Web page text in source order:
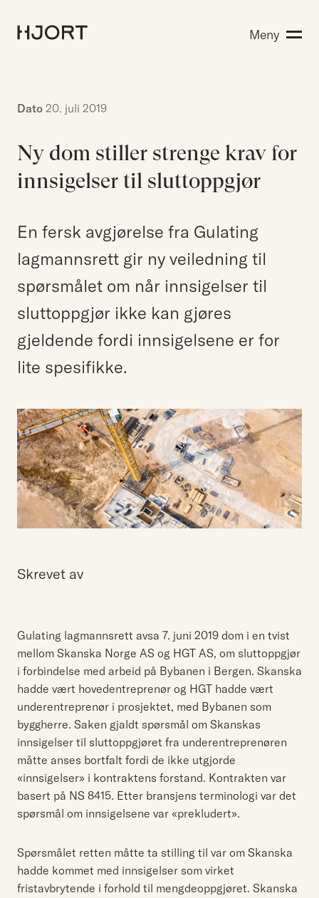
Menneskene
EN
NO
Hjort Bridge
Søk etter:
Meny
Dato 20. juli 2019
Ny dom stiller strenge krav for
innsigelser til sluttoppgjør
En fersk avgjørelse fra Gulating
lagmannsrett gir ny veiledning til
spørsmålet om når innsigelser til
sluttoppgjør ikke kan gjøres
gjeldende fordi innsigelsene er for
lite spesifikke.
Skrevet av
Gulating lagmannsrett avsa 7. juni 2019 dom i en tvist
mellom Skanska Norge AS og HGT AS, om sluttoppgjør
i forbindelse med arbeid på Bybanen i Bergen. Skanska
hadde vært hovedentreprenør og HGT hadde vært
underentreprenør i prosjektet, med Bybanen som
byggherre. Saken gjaldt spørsmål om Skanskas
innsigelser til sluttoppgjøret fra underentreprenøren
måtte anses bortfalt fordi de ikke utgjorde
«innsigelser» i kontraktens forstand. Kontrakten var
basert på NS 8415. Etter bransjens terminologi var det
spørsmål om innsigelsene var «prekludert».
Spørsmålet retten måtte ta stilling til var om Skanska
hadde kommet med innsigelser som virket
fristavbrytende i forhold til mengdeoppgjøret. Skanska